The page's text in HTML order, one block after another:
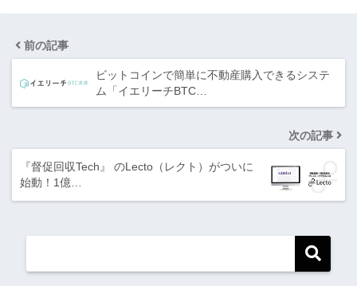
前の記事
ビットコインで簡単に不動産購入できるシステ
ム「イエリーチBTC…
次の記事
『督促回収Tech』 のLecto（レクト）がついに
始動！1億…